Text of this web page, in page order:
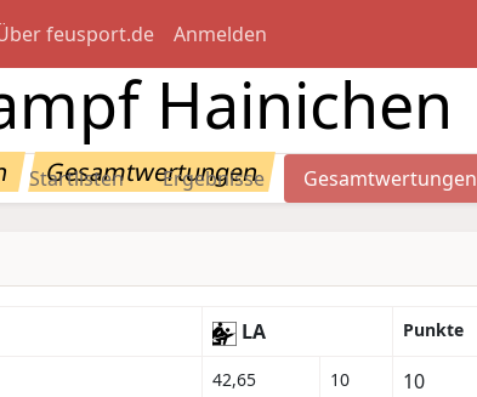
feusport.de Anmelden
Hainichen
Gesamtwertungen
Startlisten Ergebnisse Gesamtwertungen
LA Punkte
42,65 10
10